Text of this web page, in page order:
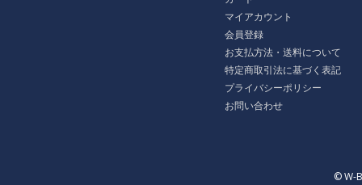
マイアカウント
会員登録
お支払方法・送料について
特定商取引法に基づく表記
プライバシーポリシー
お問い合わせ
© W-